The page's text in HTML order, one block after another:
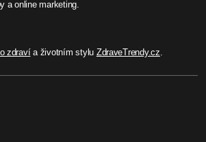
a online marketing.
zdravía životním stylu ZdraveTrendy.cz